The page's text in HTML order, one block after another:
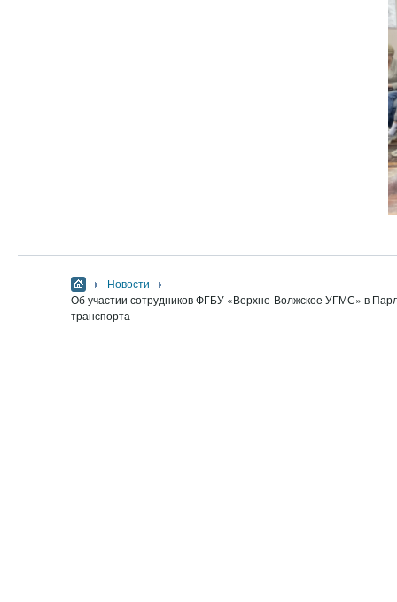
Новости
Об участии сотрудников ФГБУ «Верхне-Волжское УГМС» в
транспорта